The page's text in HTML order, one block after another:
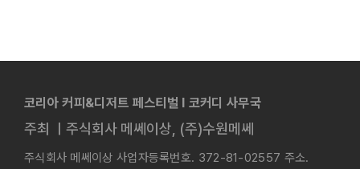
코리아 커피&디저트 페스티벌 l 코커디 사무국
주최 ㅣ주식회사 메쎄이상, (주)수원메쎄
주식회사 메쎄이상 사업자등록번호. 372-81-02557 주소.